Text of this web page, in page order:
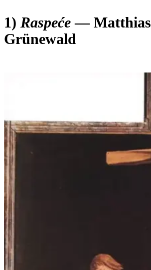
1) Raspeće — Matthias
Grünewald